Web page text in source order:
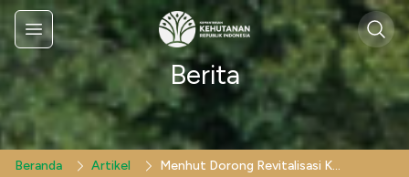
Menu
Berita
Beranda Artikel Menhut Dorong Revitalisasi KPH: “Yang Jaga Hutan, Harus yang Terdekat dengan Hutan”